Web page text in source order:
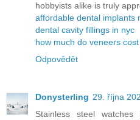
hobbyists alike is truly
affordable dental implants
dental cavity fillings in nyc
how much do veneers
Odpovědět
Donysterling 29. října
Stainless steel